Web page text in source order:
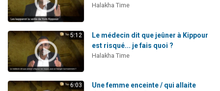
Halakha Time
5:12
Le médecin dit que jeûner à Kippour
est risqué... je fais quoi ?
Halakha Time
6:03
Une femme enceinte / qui allaite